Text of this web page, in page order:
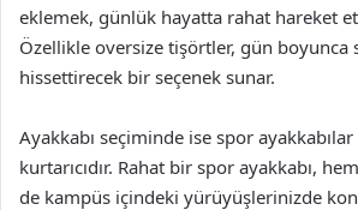
eklemek, günlük hayatta rahat hareket
Özellikle oversize tişörtler, gün boyunca
hissettirecek bir seçenek sunar.
Ayakkabı seçiminde ise spor
kurtarıcıdır. Rahat bir spor ayakkabı,
de kampüs içindeki yürüyüşlerinizde